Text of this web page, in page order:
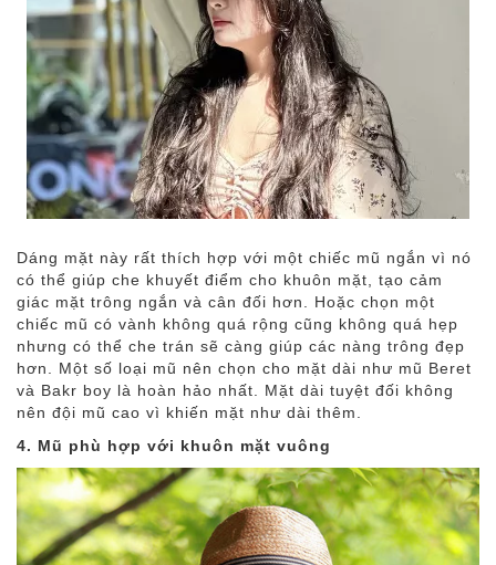
Dáng mặt này rất thích hợp với một chiếc mũ ngắn vì nó
có thể giúp che khuyết điểm cho khuôn mặt, tạo cảm
giác mặt trông ngắn và cân đối hơn. Hoặc chọn một
chiếc mũ có vành không quá rộng cũng không quá hẹp
nhưng có thể che trán sẽ càng giúp các nàng trông đẹp
hơn. Một số loại mũ nên chọn cho mặt dài như mũ Beret
và Bakr boy là hoàn hảo nhất. Mặt dài tuyệt đối không
nên đội mũ cao vì khiến mặt như dài thêm.
4. Mũ phù hợp với khuôn mặt vuông